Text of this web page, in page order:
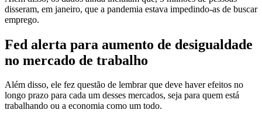
disseram, em janeiro, que a pandemia estava impedindo-as de buscar
emprego.
Fed alerta para aumento de desigualdade
no mercado de trabalho
Além disso, ele fez questão de lembrar que deve haver efeitos no
longo prazo para cada um desses mercados, seja para quem está
trabalhando ou a economia como um todo.